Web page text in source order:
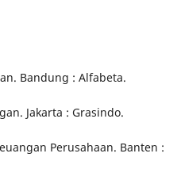
Bandung : Alfabeta.
Jakarta : Grasindo.
Perusahaan. Banten :